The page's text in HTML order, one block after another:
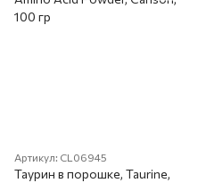
Артикул: CL06945
Таурин в порошке, Taurine,